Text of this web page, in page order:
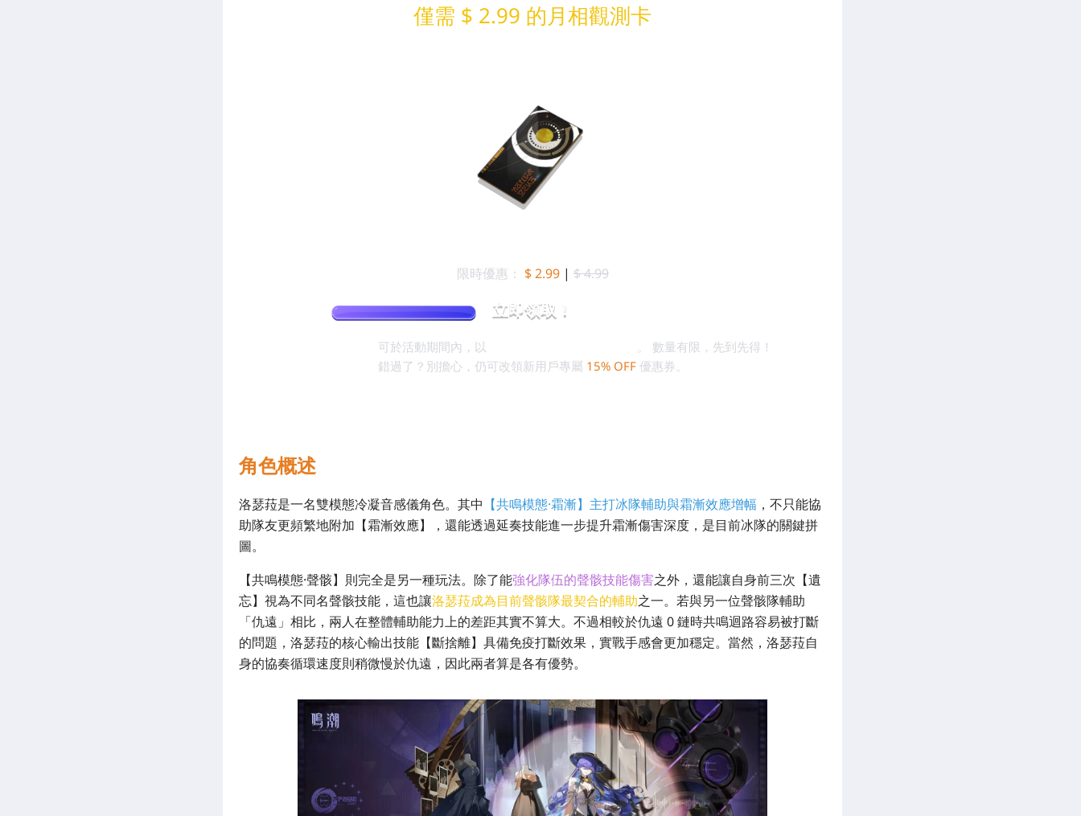
僅需 $ 2.99 的月相觀測卡
限時優惠： $ 2.99| $ 4.99
立即領取！
可於活動期間內，以
。 數量有限，先到先得！
錯過了？別擔心，仍可改領新用戶專屬 15% OFF優惠券。
角色概述
洛瑟菈是一名雙模態冷凝音感儀角色。其中 【共鳴模態·霜漸】主打冰隊輔助與霜漸效應增幅 ，不只能協
助隊友更頻繁地附加【霜漸效應】，還能透過延奏技能進一步提升霜漸傷害深度，是目前冰隊的關鍵拼
圖。
【共鳴模態·聲骸】則完全是另一種玩法。除了能強化隊伍的聲骸技能傷害之外，還能讓自身前三次【遺
忘】視為不同名聲骸技能，這也讓洛瑟菈成為目前聲骸隊最契合的輔助之一。若與另一位聲骸隊輔助
「仇遠」相比，兩人在整體輔助能力上的差距其實不算大。不過相較於仇遠 0 鏈時共鳴迴路容易被打斷
的問題，洛瑟菈的核心輸出技能【斷捨離】具備免疫打斷效果，實戰手感會更加穩定。當然，洛瑟菈自
身的協奏循環速度則稍微慢於仇遠，因此兩者算是各有優勢。